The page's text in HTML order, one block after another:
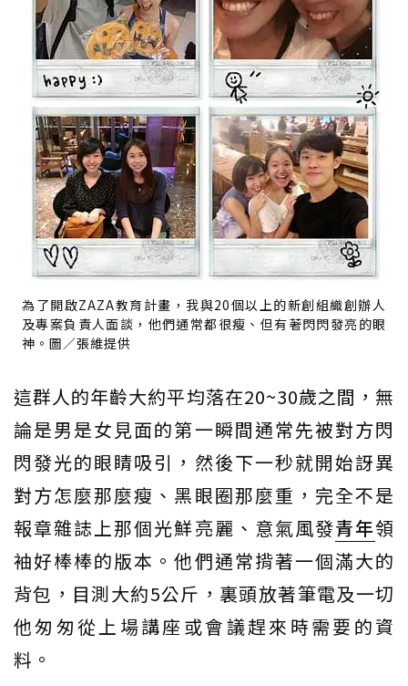
為了開啟ZAZA教育計畫，我與20個以上的新創組織創辦人
及專案負責人面談，他們通常都很瘦、但有著閃閃發亮的眼
神。圖／張維提供
這群人的年齡大約平均落在20~30歲之間，無
論是男是女見面的第一瞬間通常先被對方閃
閃發光的眼睛吸引，然後下一秒就開始訝異
對方怎麼那麼瘦、黑眼圈那麼重，完全不是
報章雜誌上那個光鮮亮麗、意氣風發青年領
袖好棒棒的版本。他們通常揹著一個滿大的
背包，目測大約5公斤，裏頭放著筆電及一切
他匆匆從上場講座或會議趕來時需要的資
料。